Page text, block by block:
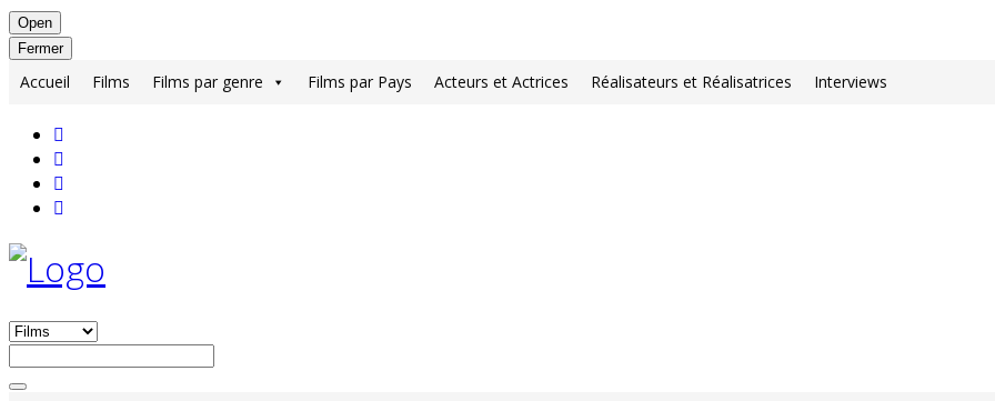
Open
Fermer
Accueil Films Films par genre Films par Pays Acteurs et Actrices Réalisateurs et Réalisatrices Interviews